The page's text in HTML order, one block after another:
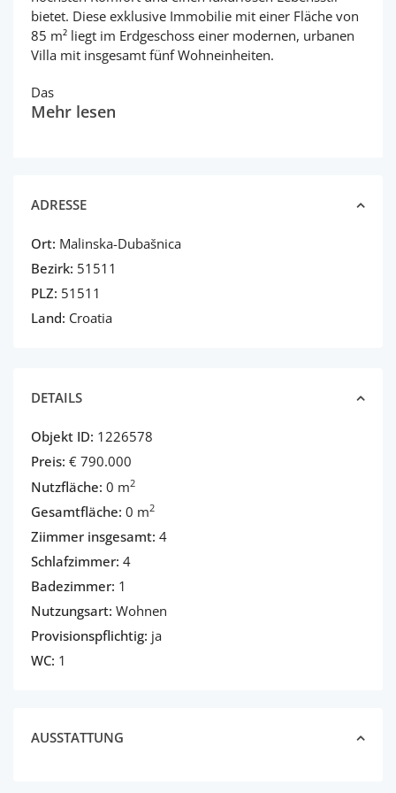
bietet. Diese exklusive Immobilie mit einer Fläche von
85 m² liegt im Erdgeschoss einer modernen, urbanen
Villa mit insgesamt fünf Wohneinheiten.
Das
Mehr lesen
ADRESSE
Ort: Malinska-Dubašnica
Bezirk: 51511
PLZ: 51511
Land: Croatia
DETAILS
Objekt ID: 1226578
Preis: € 790.000
Nutzfläche: 0 m2
Gesamtfläche: 0 m2
Ziimmer insgesamt: 4
Schlafzimmer: 4
Badezimmer: 1
Nutzungsart: Wohnen
Provisionspflichtig: ja
WC: 1
AUSSTATTUNG